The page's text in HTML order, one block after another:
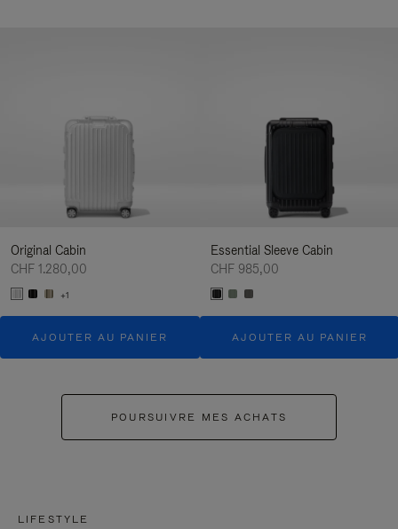
Original Cabin
CHF 1.280,00
+1
AJOUTER AU PANIER
Essential Sleeve Cabin
CHF 985,00
AJOUTER AU PANIER
POURSUIVRE MES ACHATS
LIFESTYLE